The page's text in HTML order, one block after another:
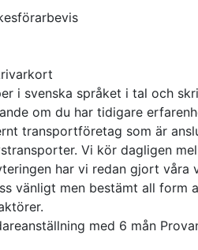
i svenska språket i tal och
om du har tidigare
transportföretag som är
Vi kör dagligen
har vi redan gjort våra
vänligt men bestämt all form
med 6 mån